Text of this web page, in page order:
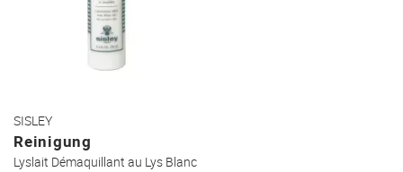
SISLEY
Reinigung
Lyslait Démaquillant au Lys Blanc